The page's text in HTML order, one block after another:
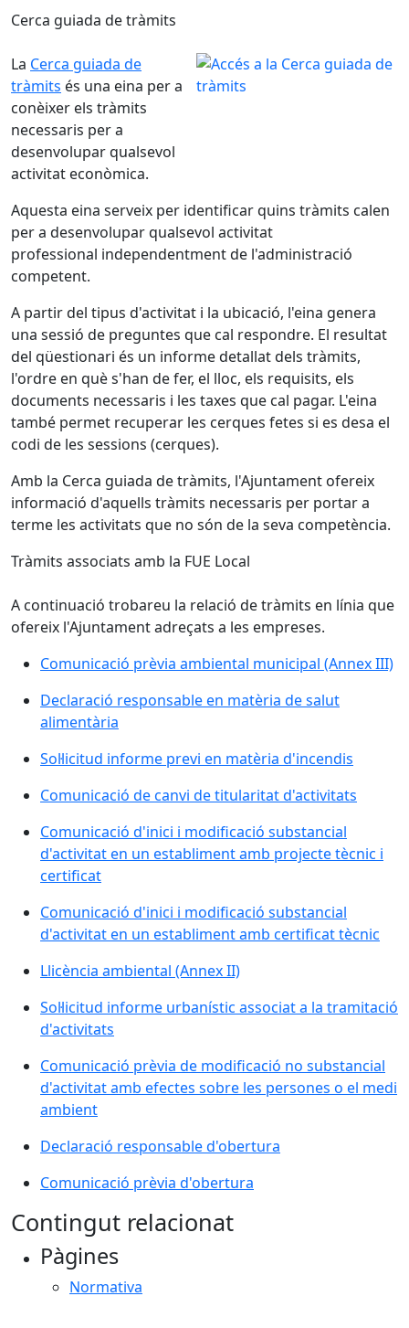
Cerca guiada de tràmits
La Cerca guiada de
tràmits és una eina per a
conèixer els tràmits
necessaris per a
desenvolupar qualsevol
activitat econòmica.
Aquesta eina serveix per identificar quins tràmits calen
per a desenvolupar qualsevol activitat
professional independentment de l'administració
competent.
A partir del tipus d'activitat i la ubicació, l'eina genera
una sessió de preguntes que cal respondre. El resultat
del qüestionari és un informe detallat dels tràmits,
l'ordre en què s'han de fer, el lloc, els requisits, els
documents necessaris i les taxes que cal pagar. L'eina
també permet recuperar les cerques fetes si es desa el
codi de les sessions (cerques).
Amb la Cerca guiada de tràmits, l'Ajuntament ofereix
informació d'aquells tràmits necessaris per portar a
terme les activitats que no són de la seva competència.
Tràmits associats amb la FUE Local
A continuació trobareu la relació de tràmits en línia que
ofereix l'Ajuntament adreçats a les empreses.
Comunicació prèvia ambiental municipal (Annex III)
Declaració responsable en matèria de salut
alimentària
Sol·licitud informe previ en matèria d'incendis
Comunicació de canvi de titularitat d'activitats
Comunicació d'inici i modificació substancial
d'activitat en un establiment amb projecte tècnic i
certificat
Comunicació d'inici i modificació substancial
d'activitat en un establiment amb certificat tècnic
Llicència ambiental (Annex II)
Sol·licitud informe urbanístic associat a la tramitació
d'activitats
Comunicació prèvia de modificació no substancial
d'activitat amb efectes sobre les persones o el medi
ambient
Declaració responsable d'obertura
Comunicació prèvia d'obertura
Contingut relacionat
Pàgines
Normativa